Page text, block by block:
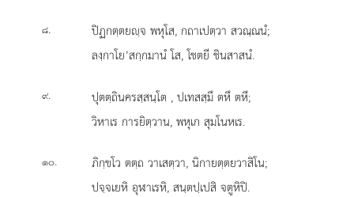
๘.
ปิฏกตฺตยฺจ พหุโส, กถาเปตฺวา สวณฺณนํ;
ลงฺกาโย’สกฺกมานํ โส, โชตยี ชินสาสนํ.
๙. ปุตตฺถินครสฺสนฺโต , ปเทสสฺมึ ตหึ ตหึ;
วิหาเร การยิตฺวาน, พหุเก สุมโนหเร.
๑๐.
ภิกฺขโว ตตฺถ วาเสตฺวา, นิกายตฺตยวาสิโน;
ปจฺจเยหิ อุฬาเรหิ, สนฺตปฺเปสิ จตูหิปิ.